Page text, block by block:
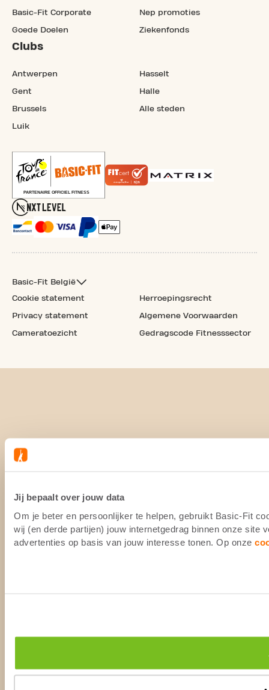
Jij bepaalt over jouw data
Om je beter en persoonlijker te helpen, gebruikt Basic-Fit
wij (en derde partijen) jouw internetgedrag binnen onze site
advertenties op basis van jouw interesse tonen. Op onze
Basic-Fit Corporate
Goede Doelen
Nep promoties
Ziekenfonds
Clubs
Antwerpen
Gent
Brussels
Luik
Hasselt
Halle
Alle steden
Basic-Fit België
Cookie statement
Privacy statement
Cameratoezicht
Herroepingsrecht
Algemene Voorwaarden
Gedragscode Fitnesssector